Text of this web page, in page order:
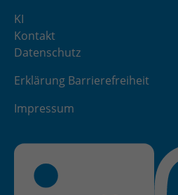
KI
Kontakt
Datenschutz
Erklärung Barrierefreiheit
Impressum